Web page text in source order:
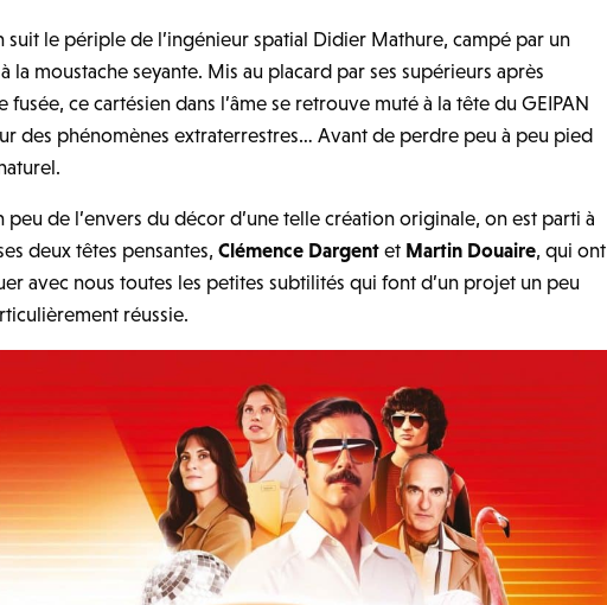
suit le périple de l’ingénieur spatial Didier Mathure, campé par un
la moustache seyante. Mis au placard par ses supérieurs après
fusée, ce cartésien dans l’âme se retrouve muté à la tête du GEIPAN
des phénomènes extraterrestres… Avant de perdre peu à peu pied
peu de l’envers du décor d’une telle création originale, on est parti à
deux têtes pensantes,Clémence Dargent et Martin Douaire, qui ont
avec nous toutes les petites subtilités qui font d’un projet un peu
réussie.